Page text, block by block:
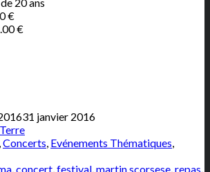
€
€
31 janvier 2016
,Concerts, Evénements Thématiques,
,concert,festival,martin scorsese,repas.